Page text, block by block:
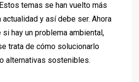
temas se han vuelto más
y así debe ser. Ahora
hay un problema ambiental,
trata de cómo solucionarlo
alternativas sostenibles.